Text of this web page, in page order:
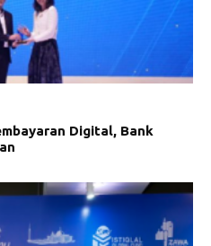
Digital, Bank